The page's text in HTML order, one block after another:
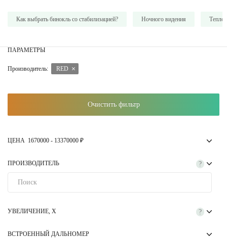
Как выбрать бинокль со стабилизацией? Ночного видения
ПАРАМЕТРЫ
Производитель: RED
Очистить фильтр
ЦЕНА 1670000 - 13370000 ₽
?
ПРОИЗВОДИТЕЛЬ
?
УВЕЛИЧЕНИЕ, Х
ВСТРОЕННЫЙ ДАЛЬНОМЕР